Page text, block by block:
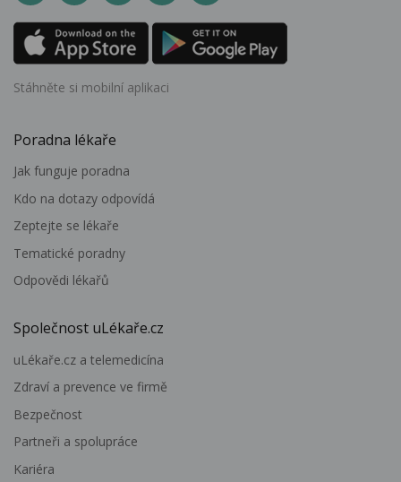
Stáhněte si mobilní aplikaci
Poradna lékaře
Jak funguje poradna
Kdo na dotazy odpovídá
Zeptejte se lékaře
Tematické poradny
Odpovědi lékařů
Společnost uLékaře.cz
uLékaře.cz a telemedicína
Zdraví a prevence ve firmě
Bezpečnost
Partneři a spolupráce
Kariéra